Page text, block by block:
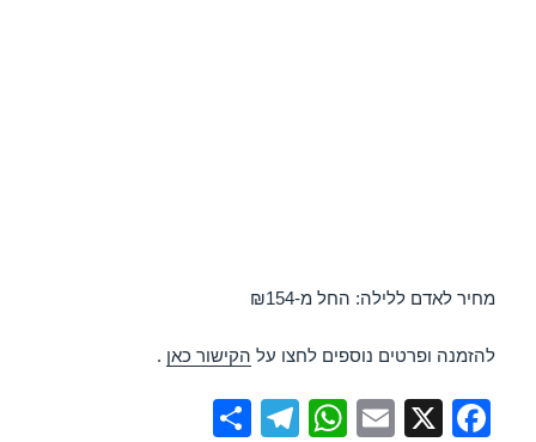
מחיר לאדם ללילה: החל מ-₪154
להזמנה ופרטים נוספים לחצו על הקישור כאן .
F
X
E
W
T